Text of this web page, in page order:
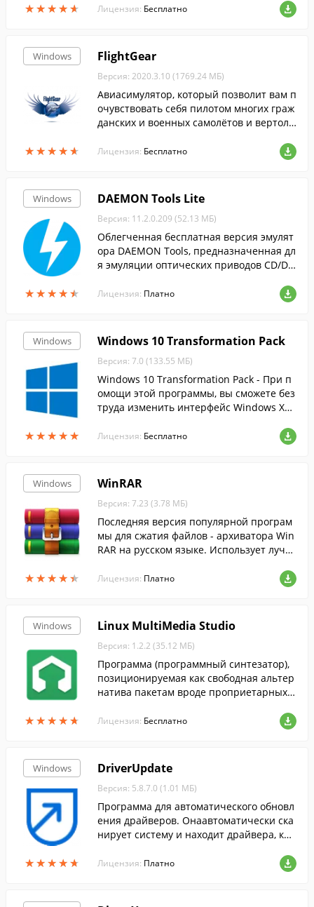
★★★★★
★★★★★ Лицензия: Бесплатно
Windows
★★★★★
★★★★★
FlightGear
Версия: 2020.3.10 (1769.24 МБ)
Авиасимулятор, который позволит вам п
очувствовать себя пилотом многих граж
данских и военных самолётов и вертолё
порты большинства городов мира.
Лицензия: Бесплатно
Windows
★★★★★
★★★★★
DAEMON Tools Lite
Версия: 11.2.0.209 (52.13 МБ)
Облегченная бесплатная версия эмулят
ора DAEMON Tools, предназначенная дл
я эмуляции оптических приводов CD/DV
Лицензия: Платно
Windows
★★★★★
★★★★★
Windows 10 Transformation Pack
Версия: 7.0 (133.55 МБ)
Windows 10 Transformation Pack - При п
омощи этой программы, вы сможете без
труда изменить интерфейс Windows XP,
нтерфейс десятки.
Лицензия: Бесплатно
Windows
★★★★★
★★★★★
WinRAR
Версия: 7.23 (3.78 МБ)
Последняя версия популярной програм
мы для сжатия файлов - архиватора Win
RAR на русском языке. Использует лучш
Лицензия: Платно
Windows
★★★★★
★★★★★
Linux MultiMedia Studio
Версия: 1.2.2 (35.12 МБ)
Программа (программный синтезатор),
позиционируемая как свободная альтер
натива пакетам вроде проприетарных F
Лицензия: Бесплатно
Windows
★★★★★
★★★★★
DriverUpdate
Версия: 5.8.7.0 (1.01 МБ)
Программа для автоматического обновл
ения драйверов. Онаавтоматически ска
нирует систему и находит драйвера, кот
Лицензия: Платно